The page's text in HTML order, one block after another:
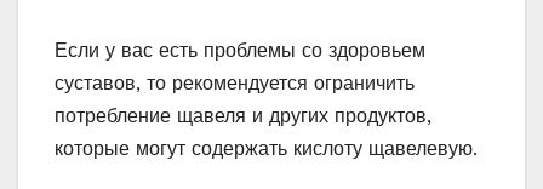
Если у вас есть проблемы со здоровьем
суставов, то рекомендуется ограничить
потребление щавеля и других продуктов,
которые могут содержать кислоту щавелевую.